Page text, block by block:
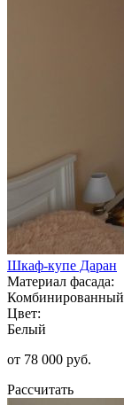
Шкаф-купе Даран
Материал фасада:
Комбинированный
Цвет:
Белый
от 78 000 руб.
Рассчитать